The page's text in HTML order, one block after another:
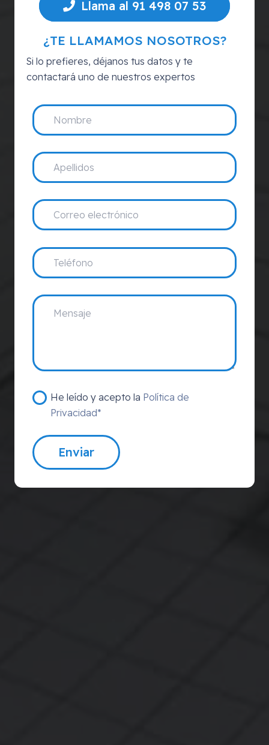
Llama al 91 498 07 53
¿TE LLAMAMOS NOSOTROS?
Si lo prefieres, déjanos tus datos y te
contactará uno de nuestros expertos
He leído y acepto la Política de
Privacidad*